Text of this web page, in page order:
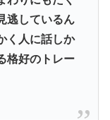
逃しているん
く人に話しか
格好のトレー